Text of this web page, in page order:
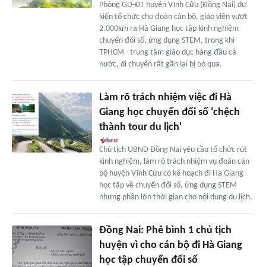
Phòng GD-ĐT huyện Vĩnh Cửu (Đồng Nai) dự
kiến tổ chức cho đoàn cán bộ, giáo viên vượt
2.000km ra Hà Giang học tập kinh nghiệm
chuyển đổi số, ứng dụng STEM, trong khi
TPHCM - trung tâm giáo dục hàng đầu cả
nước, di chuyển rất gần lại bị bỏ qua.
Làm rõ trách nhiệm việc đi Hà
Giang học chuyển đổi số 'chệch
thành tour du lịch'
Chủ tịch UBND Đồng Nai yêu cầu tổ chức rút
kinh nghiệm, làm rõ trách nhiệm vụ đoàn cán
bộ huyện Vĩnh Cửu có kế hoạch đi Hà Giang
học tập về chuyển đổi số, ứng dụng STEM
nhưng phần lớn thời gian cho nội dung du lịch.
Đồng Nai: Phê bình 1 chủ tịch
huyện vì cho cán bộ đi Hà Giang
học tập chuyển đổi số